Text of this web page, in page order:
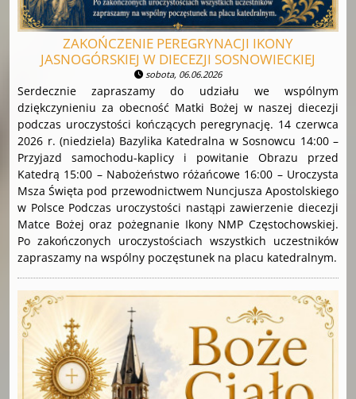
ZAKOŃCZENIE PEREGRYNACJI IKONY
JASNOGÓRSKIEJ W DIECEZJI SOSNOWIECKIEJ
sobota, 06.06.2026
Serdecznie zapraszamy do udziału we wspólnym
dziękczynieniu za obecność Matki Bożej w naszej diecezji
podczas uroczystości kończących peregrynację. 14 czerwca
2026 r. (niedziela) Bazylika Katedralna w Sosnowcu 14:00 –
Przyjazd samochodu-kaplicy i powitanie Obrazu przed
Katedrą 15:00 – Nabożeństwo różańcowe 16:00 – Uroczysta
Msza Święta pod przewodnictwem Nuncjusza Apostolskiego
w Polsce Podczas uroczystości nastąpi zawierzenie diecezji
Matce Bożej oraz pożegnanie Ikony NMP Częstochowskiej.
Po zakończonych uroczystościach wszystkich uczestników
zapraszamy na wspólny poczęstunek na placu katedralnym.